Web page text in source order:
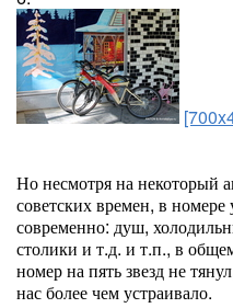
Но несмотря на некоторый
советских времен, в
современно: душ,
столики и т.д. и т.п., в
номер на пять звезд не
нас более чем устраивало.